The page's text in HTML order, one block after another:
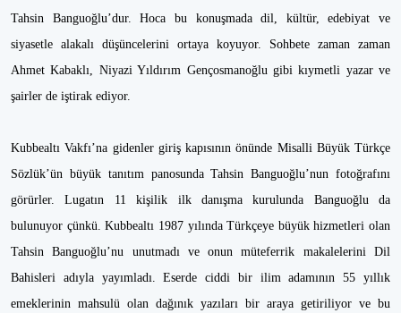
Tahsin Banguoğlu’dur. Hoca bu konuşmada dil, kültür, edebiyat ve
siyasetle alakalı düşüncelerini ortaya koyuyor. Sohbete zaman zaman
Ahmet Kabaklı, Niyazi Yıldırım Gençosmanoğlu gibi kıymetli yazar ve
şairler de iştirak ediyor.
Kubbealtı Vakfı’na gidenler giriş kapısının önünde Misalli Büyük Türkçe
Sözlük’ün büyük tanıtım panosunda Tahsin Banguoğlu’nun fotoğrafını
görürler. Lugatın 11 kişilik ilk danışma kurulunda Banguoğlu da
bulunuyor çünkü. Kubbealtı 1987 yılında Türkçeye büyük hizmetleri olan
Tahsin Banguoğlu’nu unutmadı ve onun müteferrik makalelerini Dil
Bahisleri adıyla yayımladı. Eserde ciddi bir ilim adamının 55 yıllık
emeklerinin mahsulü olan dağınık yazıları bir araya getiriliyor ve bu